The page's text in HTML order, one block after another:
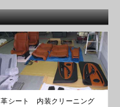
革シート 内装クリーニング